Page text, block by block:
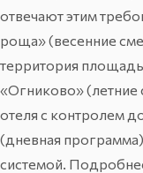
отвечают этим
роща» (весенние
территория
«Огниково» (летние
отеля с контролем
(дневная
системой.